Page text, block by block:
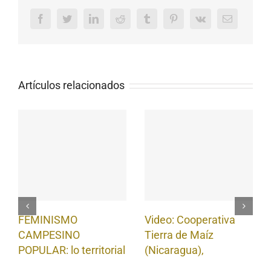
FacebookTwitterLinkedInReddit Tumblr PinterestVk Email
Artículos relacionados
FEMINISMO
CAMPESINO
POPULAR: lo territorial
Video: Cooperativa
Tierra de Maíz
(Nicaragua),